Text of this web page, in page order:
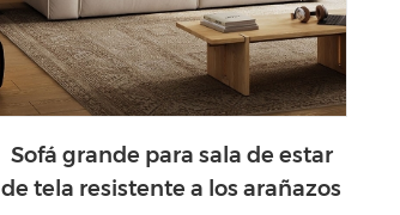
Sofá grande para sala de estar
de tela resistente a los arañazos